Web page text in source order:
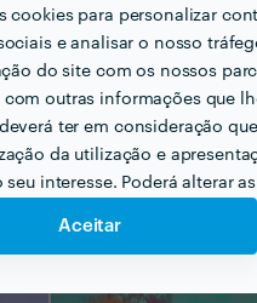
cookies para personalizar
e analisar o nosso
do site com os nossos
outras informações que
ter em consideração
da utilização e
seu interesse. Poderá alterar
Aceitar